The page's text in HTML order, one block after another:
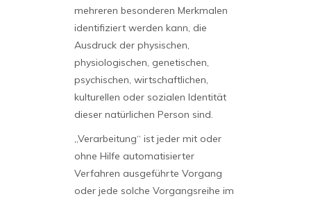
mehreren besonderen Merkmalen
identifiziert werden kann, die
Ausdruck der physischen,
physiologischen, genetischen,
psychischen, wirtschaftlichen,
kulturellen oder sozialen Identität
dieser natürlichen Person sind.
„Verarbeitung“ ist jeder mit oder
ohne Hilfe automatisierter
Verfahren ausgeführte Vorgang
oder jede solche Vorgangsreihe im